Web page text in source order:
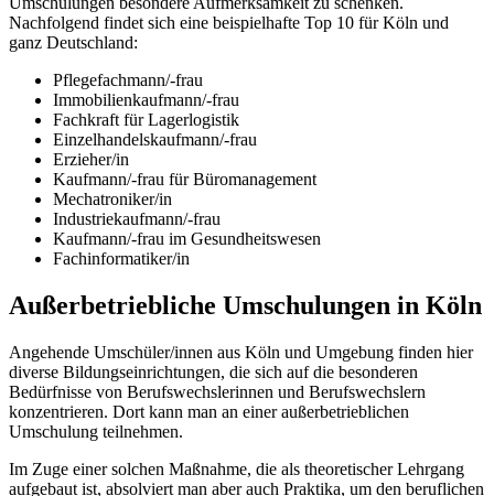
Nachfolgend findet sich eine beispielhafte Top 10 für Köln und
ganz Deutschland:
Pflegefachmann/-frau
Immobilienkaufmann/-frau
Fachkraft für Lagerlogistik
Einzelhandelskaufmann/-frau
Erzieher/in
Kaufmann/-frau für Büromanagement
Mechatroniker/in
Industriekaufmann/-frau
Kaufmann/-frau im Gesundheitswesen
Fachinformatiker/in
Außerbetriebliche Umschulungen in Köln
Angehende Umschüler/innen aus Köln und Umgebung finden hier
diverse Bildungseinrichtungen, die sich auf die besonderen
Bedürfnisse von Berufswechslerinnen und Berufswechslern
konzentrieren. Dort kann man an einer außerbetrieblichen
Umschulung teilnehmen.
Im Zuge einer solchen Maßnahme, die als theoretischer Lehrgang
aufgebaut ist, absolviert man aber auch Praktika, um den beruflichen